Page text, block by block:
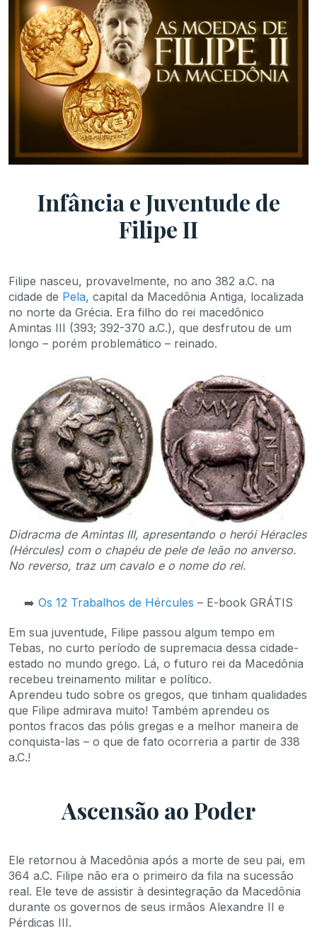
Infância e Juventude de
Filipe II
Filipe nasceu, provavelmente, no ano 382 a.C. na
cidade de Pela, capital da Macedônia Antiga, localizada
no norte da Grécia. Era filho do rei macedônico
Amintas III (393; 392-370 a.C.), que desfrutou de um
longo – porém problemático – reinado.
Didracma de Amintas III, apresentando o herói Héracles
(Hércules) com o chapéu de pele de leão no anverso.
No reverso, traz um cavalo e o nome do rei.
➡️ Os 12 Trabalhos de Hércules – E-book GRÁTIS
Em sua juventude, Filipe passou algum tempo em
Tebas, no curto período de supremacia dessa cidade-
estado no mundo grego. Lá, o futuro rei da Macedônia
recebeu treinamento militar e político.
Aprendeu tudo sobre os gregos, que tinham qualidades
que Filipe admirava muito! Também aprendeu os
pontos fracos das pólis gregas e a melhor maneira de
conquista-las – o que de fato ocorreria a partir de 338
a.C.!
Ascensão ao Poder
Ele retornou à Macedônia após a morte de seu pai, em
364 a.C. Filipe não era o primeiro da fila na sucessão
real. Ele teve de assistir à desintegração da Macedônia
durante os governos de seus irmãos Alexandre II e
Pérdicas III.